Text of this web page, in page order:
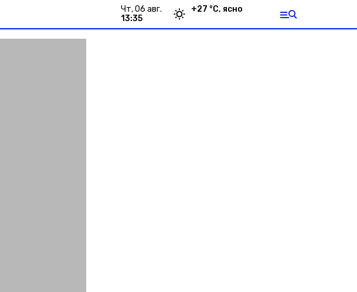
чт, 06 авг.
13:35
+27 °С, ясно